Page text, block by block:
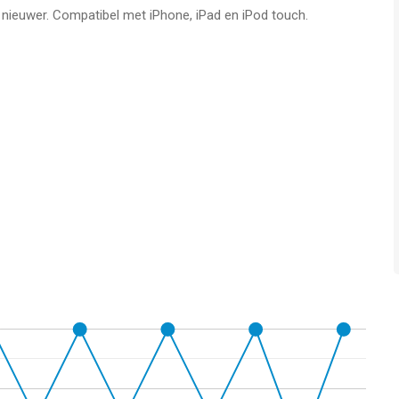
voor iPhone, iPad en iPod touch met iOS versie 13.0 of
vanaf
Compatibel met iPhone, iPad en iPod touch.